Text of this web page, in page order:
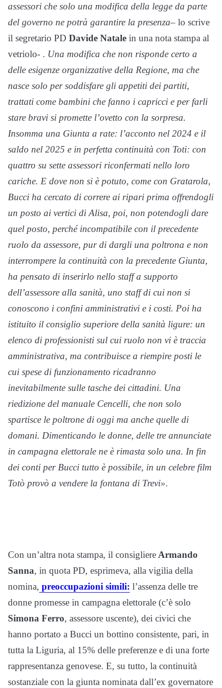
assessori che solo una modifica della legge da parte
del governo ne potrà garantire la presenza– lo scrive
il segretario PD Davide Natale in una nota stampa al
vetriolo- . Una modifica che non risponde certo a
delle esigenze organizzative della Regione, ma che
nasce solo per soddisfare gli appetiti dei partiti,
trattati come bambini che fanno i capricci e per farli
stare bravi si promette l’ovetto con la sorpresa.
Insomma una Giunta a rate: l’acconto nel 2024 e il
saldo nel 2025 e in perfetta continuità con Toti: con
quattro su sette assessori riconfermati nello loro
cariche. E dove non si è potuto, come con Gratarola,
Bucci ha cercato di correre ai ripari prima offrendogli
un posto ai vertici di Alisa, poi, non potendogli dare
quel posto, perché incompatibile con il precedente
ruolo da assessore, pur di dargli una poltrona e non
interrompere la continuità con la precedente Giunta,
ha pensato di inserirlo nello staff a supporto
dell’assessore alla sanità, uno staff di cui non si
conoscono i confini amministrativi e i costi. Poi ha
istituito il consiglio superiore della sanità ligure: un
elenco di professionisti sul cui ruolo non vi è traccia
amministrativa, ma contribuisce a riempire posti le
cui spese di funzionamento ricadranno
inevitabilmente sulle tasche dei cittadini. Una
riedizione del manuale Cencelli, che non solo
spartisce le poltrone di oggi ma anche quelle di
domani. Dimenticando le donne, delle tre annunciate
in campagna elettorale ne è rimasta solo una. In fin
dei conti per Bucci tutto è possibile, in un celebre film
Totò provò a vendere la fontana di Trevi».
Con un’altra nota stampa, il consigliere Armando
Sanna, in quota PD, esprimeva, alla vigilia della
nomina, preoccupazioni simili: l’assenza delle tre
donne promesse in campagna elettorale (c’è solo
Simona Ferro, assessore uscente), dei civici che
hanno portato a Bucci un bottino consistente, pari, in
tutta la Liguria, al 15% delle preferenze e di una forte
rappresentanza genovese. E, su tutto, la continuità
sostanziale con la giunta nominata dall’ex governatore